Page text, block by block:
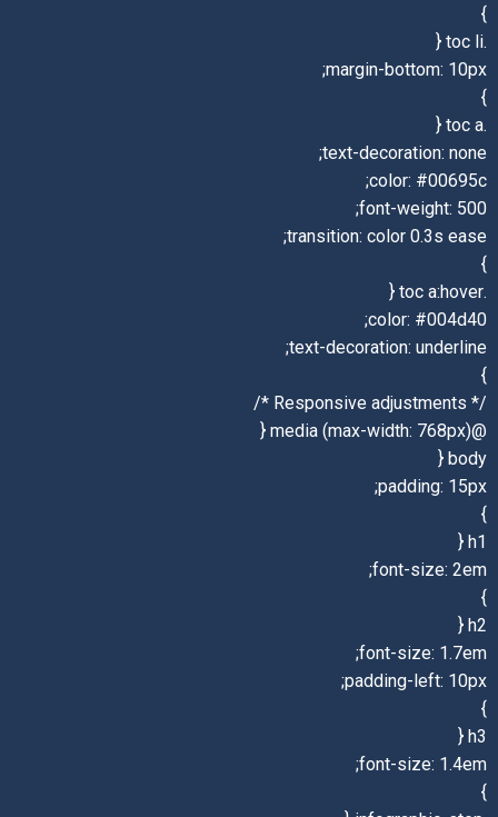
}
.toc li {
margin-bottom: 10px;
}
.toc a {
text-decoration: none;
color: #00695c;
font-weight: 500;
transition: color 0.3s ease;
}
.toc a:hover {
color: #004d40;
text-decoration: underline;
}
/* Responsive adjustments */
@media (max-width: 768px) {
body {
padding: 15px;
}
h1 {
font-size: 2em;
}
h2 {
font-size: 1.7em;
padding-left: 10px;
}
h3 {
font-size: 1.4em;
}